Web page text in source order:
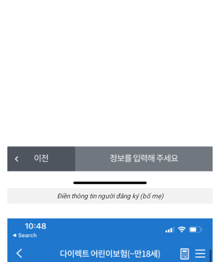
Điền thông tin người đăng ký (bố mẹ)